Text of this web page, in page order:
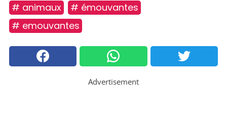
# animaux
# émouvantes
# emouvantes
Advertisement